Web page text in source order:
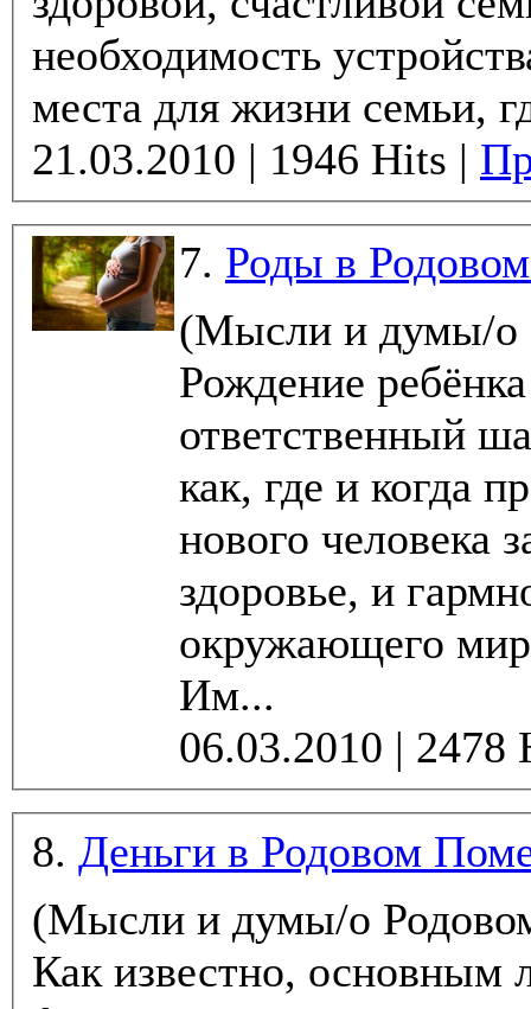
необходимость
места для жизни семьи,
21.03.2010 | 1946 Hits |
7. Роды в
(Мысли и думы/о
Рождение
ответственный
как, где и когда
нового человека
здоровье, и
окружающего
Им...
8. Деньги в Родовом
(Мысли и думы/о
Как известно,